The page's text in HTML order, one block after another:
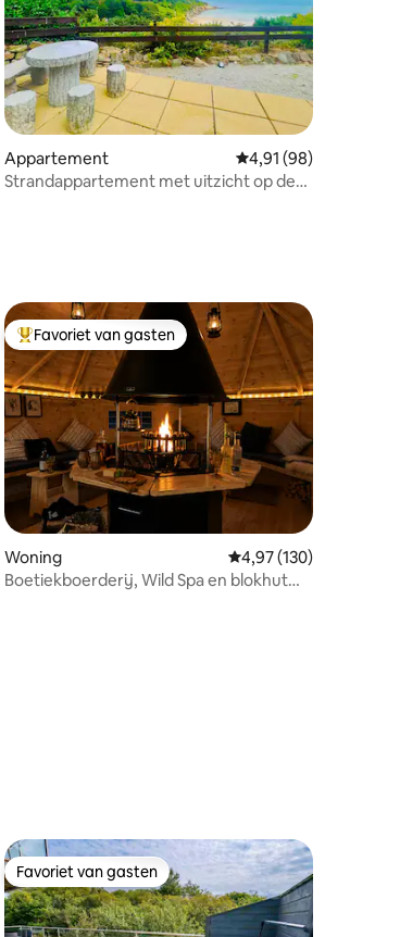
van 4,96 uit 5, 69 recensies
Appartement Gemiddelde
4,91 (98)
Strandappartement met uitzicht op de
beoordeling van 4,93 uit 5, 71 recensies
Topfavoriet van gasten
Favoriet van gasten
Woning Gemiddelde
4,97 (130)
Boetiekboerderij, Wild Spa en blokhut
Favoriet van gasten
Favoriet van gasten